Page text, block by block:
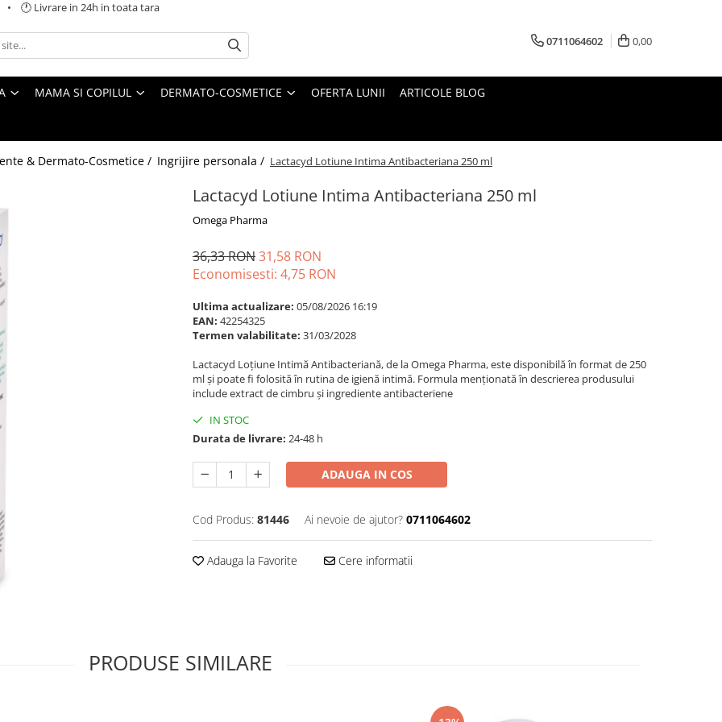
• 🕐 Livrare in 24h in toata tara
0711064602 0,00
MAMA SI COPILUL DERMATO-COSMETICE OFERTA LUNII ARTICOLE BLOG
& Dermato-Cosmetice / Ingrijire personala / Lactacyd Lotiune Intima Antibacteriana 250 ml
Lactacyd Lotiune Intima Antibacteriana 250 ml
Omega Pharma
36,33 RON31,58 RON
Economisesti: 4,75 RON
Ultima actualizare: 05/08/2026 16:19
EAN: 42254325
Termen valabilitate: 31/03/2028
Lactacyd Loțiune Intimă Antibacteriană, de la Omega Pharma, este disponibilă în format de 250
ml și poate fi folosită în rutina de igienă intimă. Formula menționată în descrierea produsului
include extract de cimbru și ingrediente antibacteriene
IN STOC
Durata de livrare: 24-48 h
ADAUGA IN COS
Cod Produs: 81446 Ai nevoie de ajutor? 0711064602
Adauga la Favorite Cere informatii
PRODUSE SIMILARE